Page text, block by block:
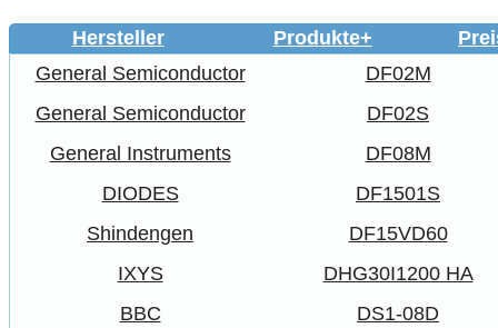
Hersteller Produkte+
General Semiconductor
DF02M
General Semiconductor
DF02S
General Instruments
DF08M
DIODES
DF1501S
Shindengen
DF15VD60
IXYS
DHG30I1200 HA
BBC
DS1-08D